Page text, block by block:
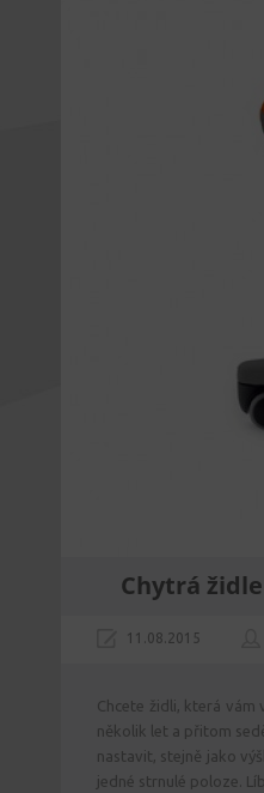
Chytrá
11.08.2015
Chcete židli, která vám
několik let a přitom
nastavit, stejně jako
jedné strnulé poloze.